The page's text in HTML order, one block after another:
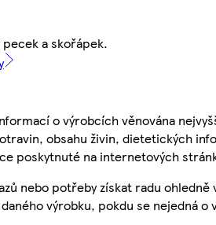
a skořápek.
o výrobcích věnována
obsahu živin, dietetických
poskytnuté na internetových
nebo potřeby získat radu
výrobku, pokdu se nejedná o